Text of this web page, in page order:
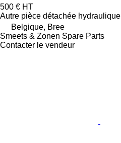
500 € HT
Autre pièce détachée hydraulique
Belgique, Bree
Smeets & Zonen Spare Parts
Contacter le vendeur